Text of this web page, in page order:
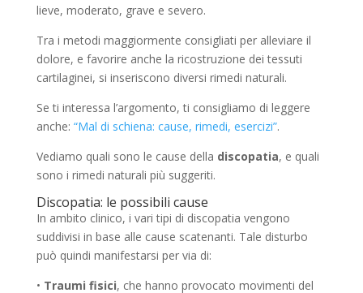
lieve, moderato, grave e severo.
Tra i metodi maggiormente consigliati per alleviare il
dolore, e favorire anche la ricostruzione dei tessuti
cartilaginei, si inseriscono diversi rimedi naturali.
Se ti interessa l’argomento, ti consigliamo di leggere
anche: “Mal di schiena: cause, rimedi, esercizi”.
Vediamo quali sono le cause della discopatia, e quali
sono i rimedi naturali più suggeriti.
Discopatia: le possibili cause
In ambito clinico, i vari tipi di discopatia vengono
suddivisi in base alle cause scatenanti. Tale disturbo
può quindi manifestarsi per via di:
• Traumi fisici, che hanno provocato movimenti del